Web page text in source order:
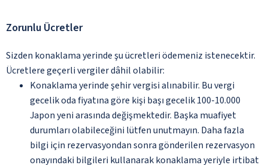
Zorunlu Ücretler
Sizden konaklama yerinde şu ücretleri ödemeniz istenecektir.
Ücretlere geçerli vergiler dâhil olabilir:
Konaklama yerinde şehir vergisi alınabilir. Bu vergi
gecelik oda fiyatına göre kişi başı gecelik 100-10.000
Japon yeni arasında değişmektedir. Başka muafiyet
durumları olabileceğini lütfen unutmayın. Daha fazla
bilgi için rezervasyondan sonra gönderilen rezervasyon
onayındaki bilgileri kullanarak konaklama yeriyle irtibat